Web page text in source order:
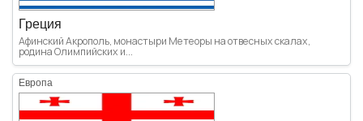
Греция
Афинский Акрополь, монастыри Метеоры на отвесных скалах,
родина Олимпийских и...
Европа